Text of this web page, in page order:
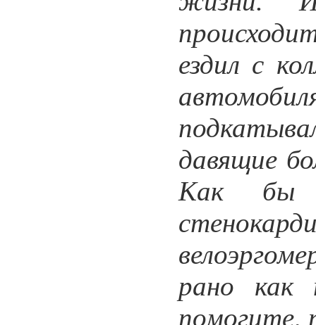
ездил с
давящие
Как бы
рано как
помогите,